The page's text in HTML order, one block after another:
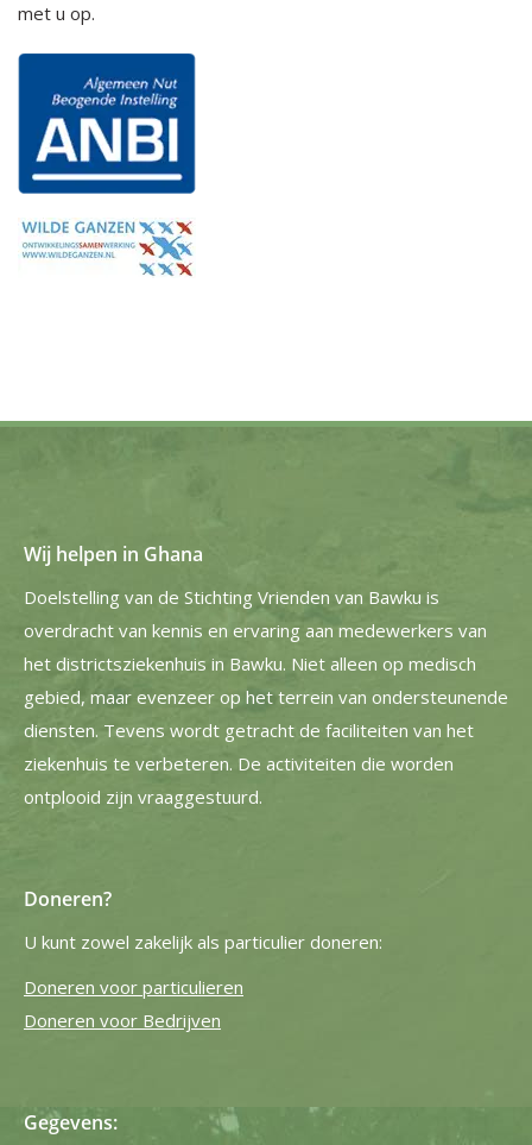
met u op.
Wij helpen in Ghana
Doelstelling van de Stichting Vrienden van Bawku is
overdracht van kennis en ervaring aan medewerkers van
het districtsziekenhuis in Bawku. Niet alleen op medisch
gebied, maar evenzeer op het terrein van ondersteunende
diensten. Tevens wordt getracht de faciliteiten van het
ziekenhuis te verbeteren. De activiteiten die worden
ontplooid zijn vraaggestuurd.
Doneren?
U kunt zowel zakelijk als particulier doneren:
Doneren voor particulieren
Doneren voor Bedrijven
Gegevens: